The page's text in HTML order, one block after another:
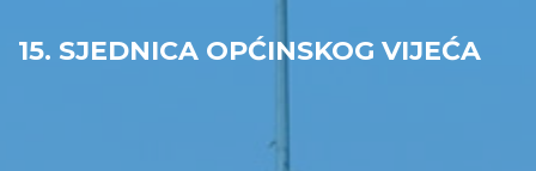
15. SJEDNICA OPĆINSKOG VIJEĆA